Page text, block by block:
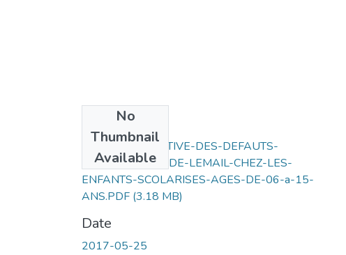
No
Thumbnail
Available
ETUD- DESCRIPTIVE-DES-DEFAUTS-
STRUCTURAUX-DE-LEMAIL-CHEZ-LES-
ENFANTS-SCOLARISES-AGES-DE-06-a-15-
ANS.PDF (3.18 MB)
Date
2017-05-25